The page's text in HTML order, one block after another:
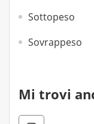
Sottopeso
Sovrappeso
Mi trovi